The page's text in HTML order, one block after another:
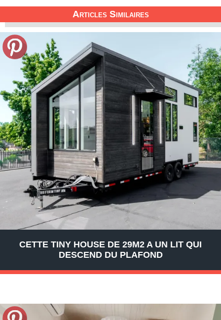
Articles Similaires
CETTE TINY HOUSE DE 29M2 A UN LIT QUI
DESCEND DU PLAFOND